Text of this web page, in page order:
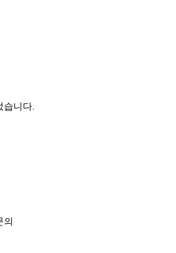
습니다.
의